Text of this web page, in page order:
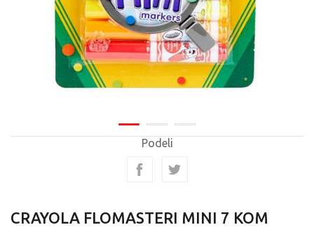
Podeli
CRAYOLA FLOMASTERI MINI 7 KOM